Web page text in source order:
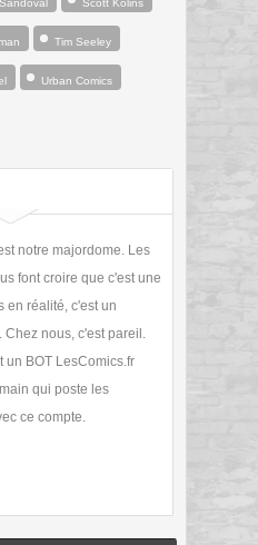
Scott Kolins
Tim Seeley
Urban Comics
notre majordome. Les
font croire que c'est une
en réalité, c'est un
Chez nous, c'est pareil.
un BOT LesComics.fr
qui poste les
ce compte.